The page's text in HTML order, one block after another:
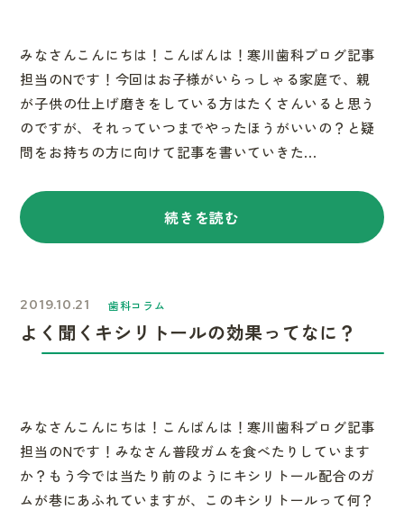
みなさんこんにちは！こんばんは！寒川歯科ブログ記事
担当のNです！今回はお子様がいらっしゃる家庭で、親
が子供の仕上げ磨きをしている方はたくさんいると思う
のですが、それっていつまでやったほうがいいの？と疑
問をお持ちの方に向けて記事を書いていきた...
続きを読む
2019.10.21 歯科コラム
よく聞くキシリトールの効果ってなに？
みなさんこんにちは！こんばんは！寒川歯科ブログ記事
担当のNです！みなさん普段ガムを食べたりしています
か？もう今では当たり前のようにキシリトール配合のガ
ムが巷にあふれていますが、このキシリトールって何？